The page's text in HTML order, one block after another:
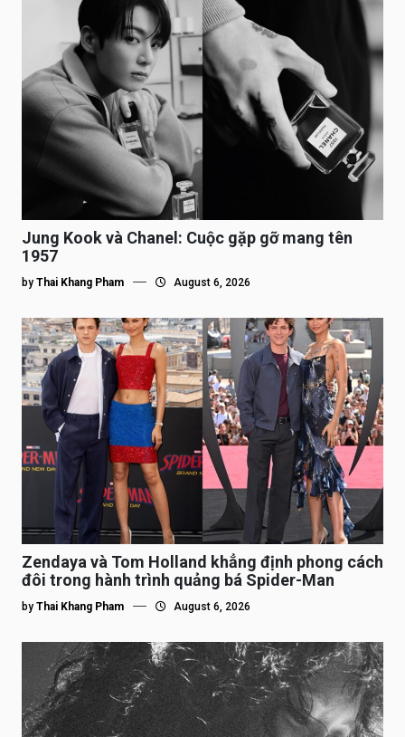
Jung Kook và Chanel: Cuộc gặp gỡ mang tên
1957
by Thai Khang Pham August 6, 2026
Zendaya và Tom Holland khẳng định phong cách
đôi trong hành trình quảng bá Spider-Man
by Thai Khang Pham August 6, 2026